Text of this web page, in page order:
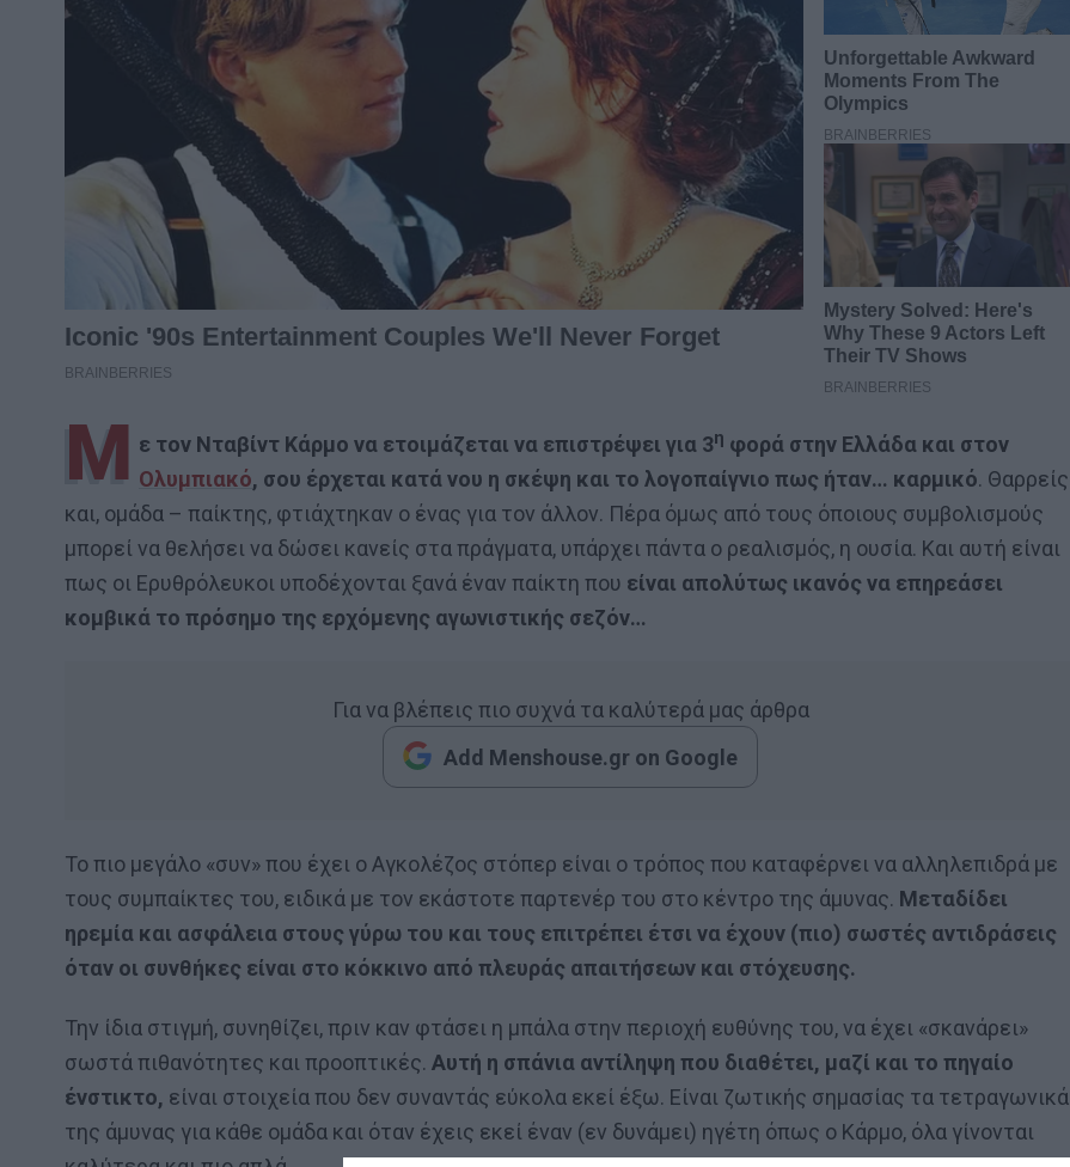
Μ ε τον Νταβίντ Κάρμο να ετοιμάζεται να επιστρέψει για 3η φορά στην Ελλάδα και στον
Ολυμπιακό, σου έρχεται κατά νου η σκέψη και το λογοπαίγνιο πως ήταν… καρμικό. Θαρρείς
και, ομάδα – παίκτης, φτιάχτηκαν ο ένας για τον άλλον. Πέρα όμως από τους όποιους συμβολισμούς
μπορεί να θελήσει να δώσει κανείς στα πράγματα, υπάρχει πάντα ο ρεαλισμός, η ουσία. Και αυτή είναι
πως οι Ερυθρόλευκοι υποδέχονται ξανά έναν παίκτη που είναι απολύτως ικανός να επηρεάσει
κομβικά το πρόσημο της ερχόμενης αγωνιστικής σεζόν…
Για να βλέπεις πιο συχνά τα καλύτερά μας άρθρα
Add Menshouse.gr on Google
Το πιο μεγάλο «συν» που έχει ο Αγκολέζος στόπερ είναι ο τρόπος που καταφέρνει να αλληλεπιδρά με
τους συμπαίκτες του, ειδικά με τον εκάστοτε παρτενέρ του στο κέντρο της άμυνας. Μεταδίδει
ηρεμία και ασφάλεια στους γύρω του και τους επιτρέπει έτσι να έχουν (πιο) σωστές αντιδράσεις
όταν οι συνθήκες είναι στο κόκκινο από πλευράς απαιτήσεων και στόχευσης.
Την ίδια στιγμή, συνηθίζει, πριν καν φτάσει η μπάλα στην περιοχή ευθύνης του, να έχει «σκανάρει»
σωστά πιθανότητες και προοπτικές. Αυτή η σπάνια αντίληψη που διαθέτει, μαζί και το πηγαίο
ένστικτο, είναι στοιχεία που δεν συναντάς εύκολα εκεί έξω. Είναι ζωτικής σημασίας τα τετραγωνικά
της άμυνας για κάθε ομάδα και όταν έχεις εκεί έναν (εν δυνάμει) ηγέτη όπως ο Κάρμο, όλα γίνονται